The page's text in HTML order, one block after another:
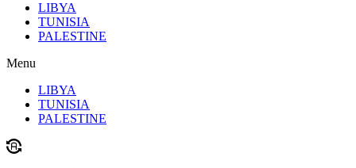
LIBYA
TUNISIA
PALESTINE
Menu
LIBYA
TUNISIA
PALESTINE